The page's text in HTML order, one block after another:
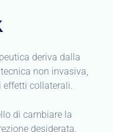
deriva dalla
non invasiva,
effetti collaterali.
di cambiare la
desiderata.